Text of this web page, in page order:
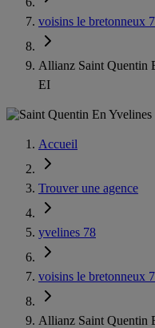
voisins le bretonneux
Allianz Saint Quentin
EI
Accueil
Trouver une agence
yvelines 78
voisins le bretonneux
Allianz Saint Quentin